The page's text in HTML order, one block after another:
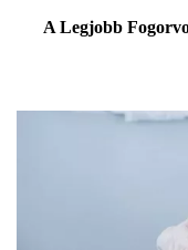
A Legjobb